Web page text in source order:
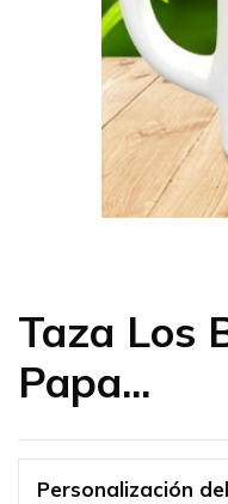
Taza Los
Papa...
Personalización